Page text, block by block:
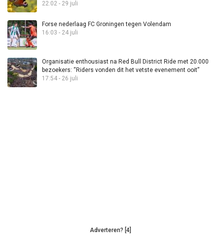
22:02 - 29 juli
Forse nederlaag FC Groningen tegen Volendam
16:03 - 24 juli
Organisatie enthousiast na Red Bull District Ride met 20.000
bezoekers: “Riders vonden dit het vetste evenement ooit”
17:54 - 26 juli
Adverteren? [4]